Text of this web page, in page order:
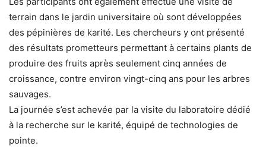
terrain dans le jardin universitaire où sont développées
des pépinières de karité. Les chercheurs y ont présenté
des résultats prometteurs permettant à certains plants de
produire des fruits après seulement cinq années de
croissance, contre environ vingt-cinq ans pour les arbres
sauvages.
La journée s’est achevée par la visite du laboratoire dédié
à la recherche sur le karité, équipé de technologies de
pointe.